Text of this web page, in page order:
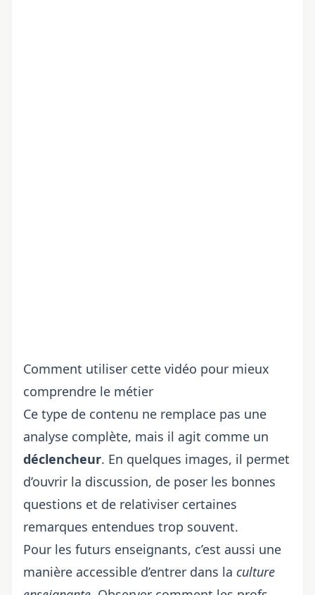
Comment utiliser cette vidéo pour mieux
comprendre le métier
Ce type de contenu ne remplace pas une
analyse complète, mais il agit comme un
déclencheur. En quelques images, il permet
d’ouvrir la discussion, de poser les bonnes
questions et de relativiser certaines
remarques entendues trop souvent.
Pour les futurs enseignants, c’est aussi une
manière accessible d’entrer dans la culture